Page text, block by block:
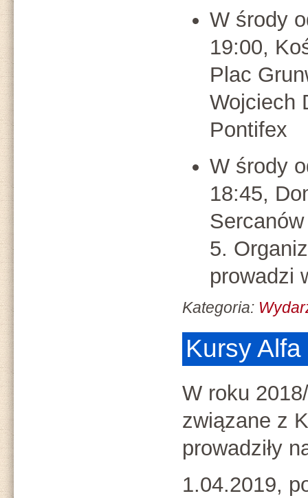
W środy
19:00,
Plac
Wojciech
Pontifex
W środy
18:45,
5.
prowadzi
Kategoria:
Kursy
W roku
związane z
prowadziły
1.04.2019,